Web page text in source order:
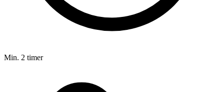
Min. 2 timer